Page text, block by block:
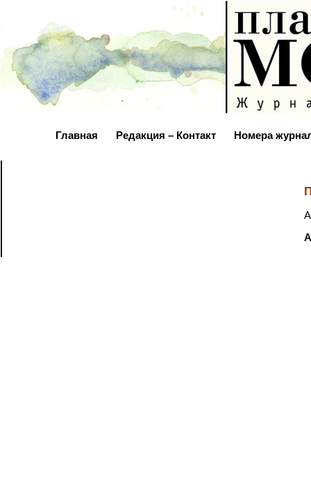
Главная Редакция – Контакт Номера